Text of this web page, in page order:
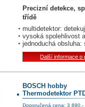
Precizní detekce,
třídě
multidetektor:
vysoká spolehlivost
jednoduchá
Další informace o
BOSCH hobby
Thermodetektor
Doporučená cena: 3 890,-